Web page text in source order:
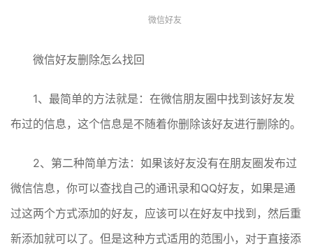
微信好友
微信好友删除怎么找回
1、最简单的方法就是：在微信朋友圈中找到该好友发
布过的信息，这个信息是不随着你删除该好友进行删除的。
2、第二种简单方法：如果该好友没有在朋友圈发布过
微信信息，你可以查找自己的通讯录和QQ好友，如果是通
过这两个方式添加的好友，应该可以在好友中找到，然后重
新添加就可以了。但是这种方式适用的范围小，对于直接添